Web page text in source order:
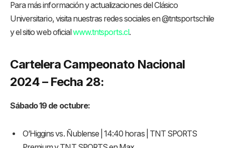
Para más información y actualizaciones del Clásico
Universitario, visita nuestras redes sociales en @tntsportschile
y el sitio web oficialwww.tntsports.cl .
Cartelera Campeonato Nacional
2024 – Fecha 28:
Sábado 19 de octubre:
O’Higgins vs. Ñublense | 14:40 horas | TNT SPORTS